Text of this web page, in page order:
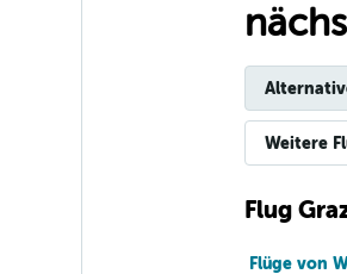
Weitere
Flug
Flüge von